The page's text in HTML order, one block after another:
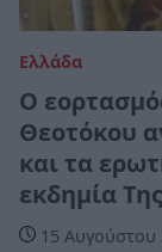
Ελλάδα
Ο
Θεοτόκου
και τα
εκδημία Της
15 Αυγούστου